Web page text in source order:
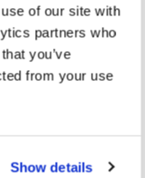
of our site with
partners who
you’ve
from your use
Show details